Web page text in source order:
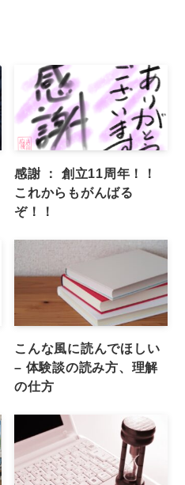
感謝 ： 創立11周年！！
これからもがんばる
ぞ！！
こんな風に読んでほしい
– 体験談の読み方、理解
の仕方